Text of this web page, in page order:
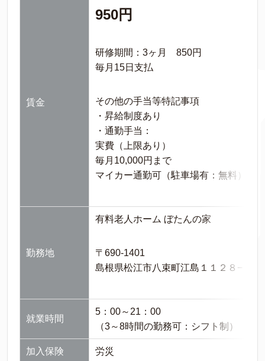
賃金
950円
研修期間：3ヶ月 850円
毎月15日支払
その他の手当等特記事項
・昇給制度あり
・通勤手当：
実費（上限あり）
毎月10,000円まで
マイカー通勤可（駐車場有：無料）
勤務地
有料老人ホーム ぼたんの家
〒690-1401
島根県松江市八束町江島１１２８−５３
就業時間
5：00～21：00
（3～8時間の勤務可：シフト制）
加入保険 労災